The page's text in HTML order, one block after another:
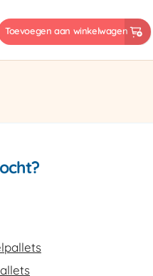
Toevoegen aan winkelwagen